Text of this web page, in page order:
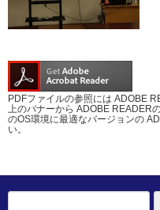
PDFファイルの参照には ADOBE
上のバナーから ADOBE READER
のOS環境に最適なバージョンの
い。